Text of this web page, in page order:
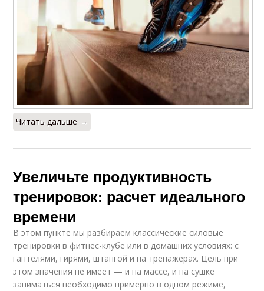
Читать дальше →
Увеличьте продуктивность
тренировок: расчет идеального
времени
В этом пункте мы разбираем классические силовые
тренировки в фитнес-клубе или в домашних условиях: с
гантелями, гирями, штангой и на тренажерах. Цель при
этом значения не имеет — и на массе, и на сушке
заниматься необходимо примерно в одном режиме,